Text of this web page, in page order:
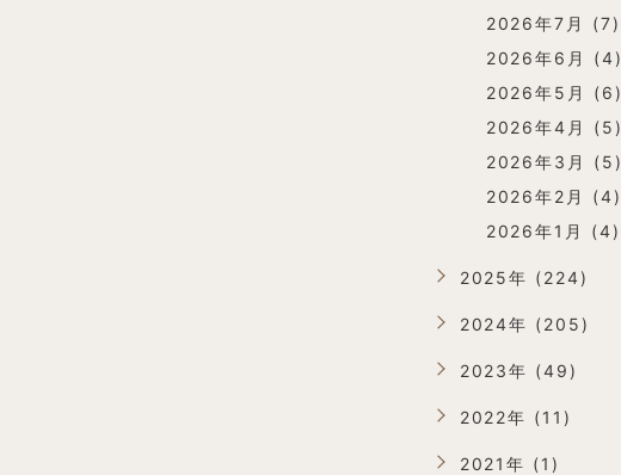
2026年7月 (7)
2026年6月 (4)
2026年5月 (6)
2026年4月 (5)
2026年3月 (5)
2026年2月 (4)
2026年1月 (4)
2025年 (224)
2024年 (205)
2023年 (49)
2022年 (11)
2021年 (1)